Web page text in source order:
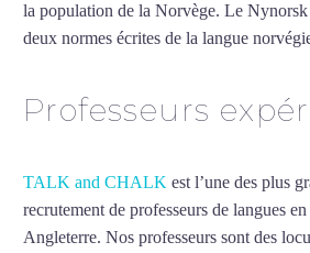
la population de la Norvège. Le
deux normes écrites de la langue
Professeurs
TALK and CHALK est l’une des plus
recrutement de professeurs de langues
Angleterre. Nos professeurs sont des